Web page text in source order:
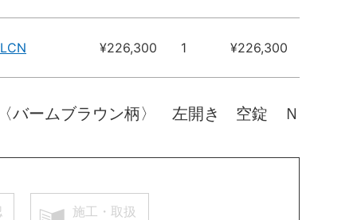
¥226,300 1 ¥226,300
バームブラウン柄〉 左開き 空錠 Ｎ
施工・取扱